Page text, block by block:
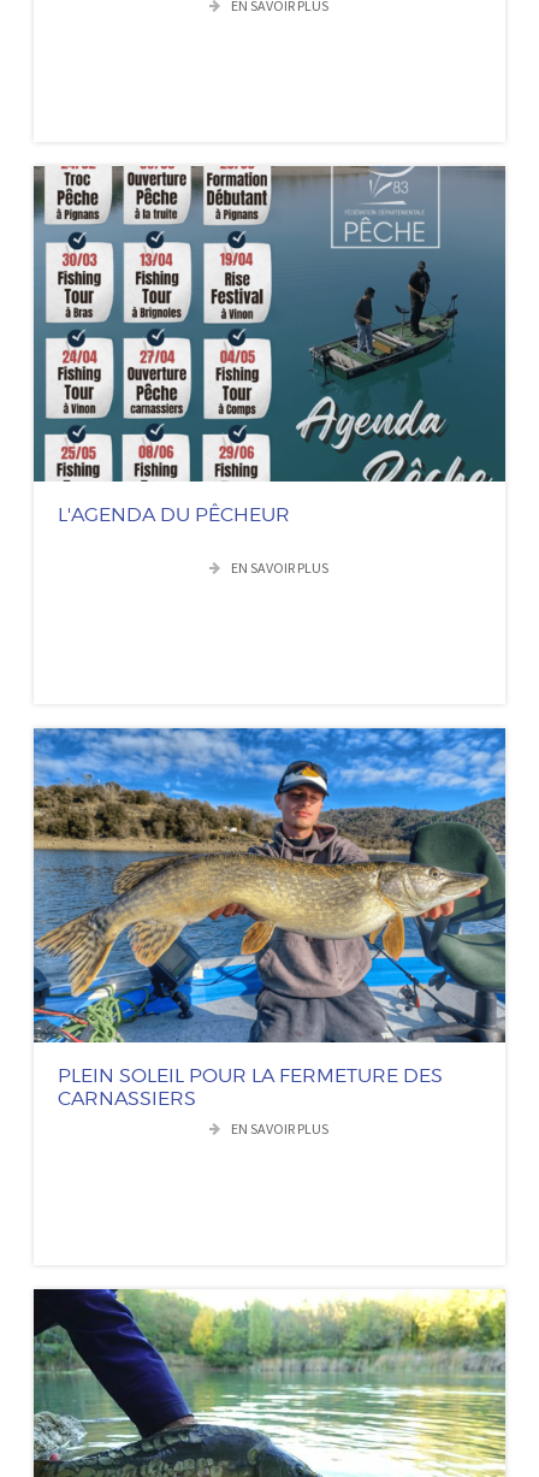
EN SAVOIR PLUS
L'AGENDA DU PÊCHEUR
EN SAVOIR PLUS
PLEIN SOLEIL POUR LA FERMETURE DES
CARNASSIERS
EN SAVOIR PLUS